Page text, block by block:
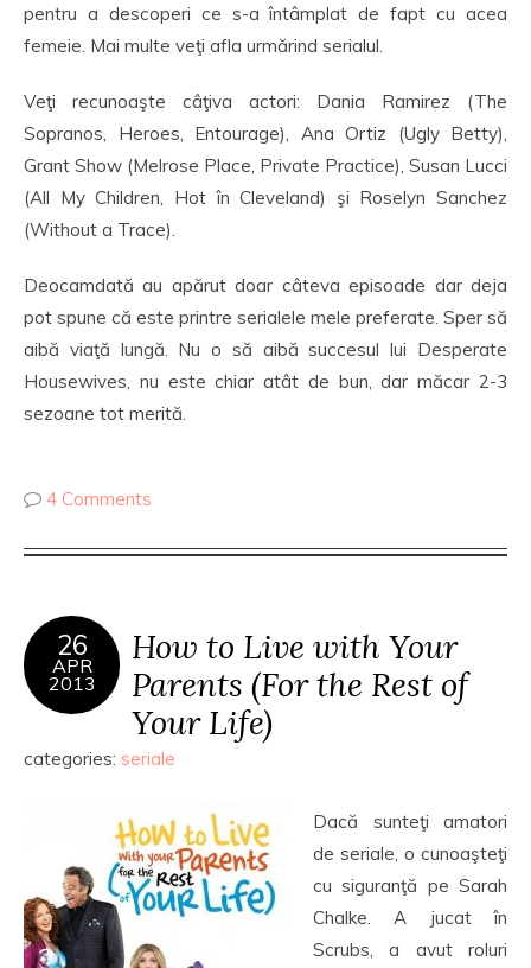
pentru a descoperi ce s-a întâmplat de fapt cu acea
femeie. Mai multe veţi afla urmărind serialul.
Veţi recunoaşte câţiva actori: Dania Ramirez (The
Sopranos, Heroes, Entourage), Ana Ortiz (Ugly Betty),
Grant Show (Melrose Place, Private Practice), Susan Lucci
(All My Children, Hot în Cleveland) şi Roselyn Sanchez
(Without a Trace).
Deocamdată au apărut doar câteva episoade dar deja
pot spune că este printre serialele mele preferate. Sper să
aibă viaţă lungă. Nu o să aibă succesul lui Desperate
Housewives, nu este chiar atât de bun, dar măcar 2-3
sezoane tot merită.
4 Comments
26
APR
2013
How to Live with Your
Parents (For the Rest of
Your Life)
categories: seriale
Dacă sunteţi amatori
de seriale, o cunoaşteţi
cu siguranţă pe Sarah
Chalke. A jucat în
Scrubs, a avut roluri